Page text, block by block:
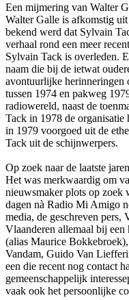
Een mijmering van Walter
Walter Galle is afkomstig
bekend werd dat Sylvain
verhaal rond een meer
Sylvain Tack is overleden.
naam die bij de ietwat
avontuurlijke herinneringen
tussen 1974 en pakweg
radiowereld, naast de
Tack in 1978 de
in 1979 voorgoed uit de
Tack uit de schijnwerpers.
Op zoek naar de laatste jaren
Het was merkwaardig om
nieuwsmaker plots op zoek
dagen nà Radio Mi Amigo
media, de geschreven
Vlaanderen allemaal bij
(alias Maurice
Vandam, Guido Van
een die recent nog contact
gemeenschappelijk
vaak ook het persoonlijke